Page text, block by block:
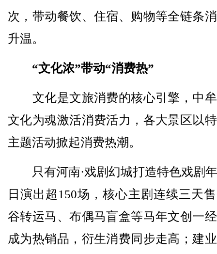
次，带动餐饮、住宿、购物等全链条
升温。
“文化浓”带动“消费热”
文化是文旅消费的核心引擎，中
文化为魂激活消费活力，各大景区以
主题活动掀起消费热潮。
只有河南·戏剧幻城打造特色戏剧
日演出超150场，核心主剧连续三天
谷转运马、布偶马盲盒等马年文创一
成为热销品，衍生消费同步走高；建